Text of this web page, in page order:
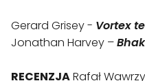
Gerard Grisey - Vortex
Jonathan Harvey –
RECENZJA Rafał